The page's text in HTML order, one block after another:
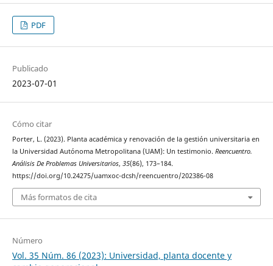
PDF
Publicado
2023-07-01
Cómo citar
Porter, L. (2023). Planta académica y renovación de la gestión universitaria en
la Universidad Autónoma Metropolitana (UAM): Un testimonio. Reencuentro.
Análisis De Problemas Universitarios, 35(86), 173–184.
https://doi.org/10.24275/uamxoc-dcsh/reencuentro/202386-08
Más formatos de cita
Número
Vol. 35 Núm. 86 (2023): Universidad, planta docente y